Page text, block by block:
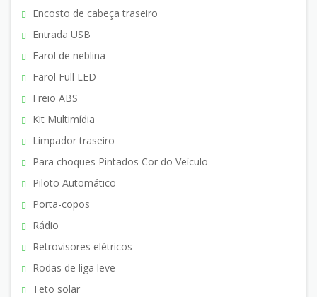
Encosto de cabeça traseiro
Entrada USB
Farol de neblina
Farol Full LED
Freio ABS
Kit Multimídia
Limpador traseiro
Para choques Pintados Cor do Veículo
Piloto Automático
Porta-copos
Rádio
Retrovisores elétricos
Rodas de liga leve
Teto solar